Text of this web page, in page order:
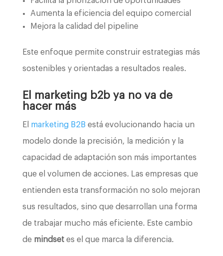
Aumenta la eficiencia del equipo comercial
Mejora la calidad del pipeline
Este enfoque permite construir estrategias más
sostenibles y orientadas a resultados reales.
El marketing b2b ya no va de
hacer más
El marketing B2B está evolucionando hacia un
modelo donde la precisión, la medición y la
capacidad de adaptación son más importantes
que el volumen de acciones. Las empresas que
entienden esta transformación no solo mejoran
sus resultados, sino que desarrollan una forma
de trabajar mucho más eficiente. Este cambio
de mindsetes el que marca la diferencia.